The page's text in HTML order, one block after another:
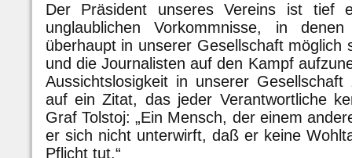
Der Präsident unseres Vereins ist tief
unglaublichen Vorkommnisse, in
überhaupt in unserer Gesellschaft möglich
und die Journalisten auf den Kampf
Aussichtslosigkeit in unserer
auf ein Zitat, das jeder Verantwortliche
Graf Tolstoj: „Ein Mensch, der einem
er sich nicht unterwirft, daß er keine
Pflicht tut.“